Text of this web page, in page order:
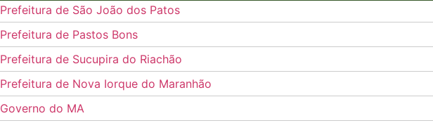
Prefeitura de São João dos Patos
Prefeitura de Pastos Bons
Prefeitura de Sucupira do Riachão
Prefeitura de Nova Iorque do Maranhão
Governo do MA